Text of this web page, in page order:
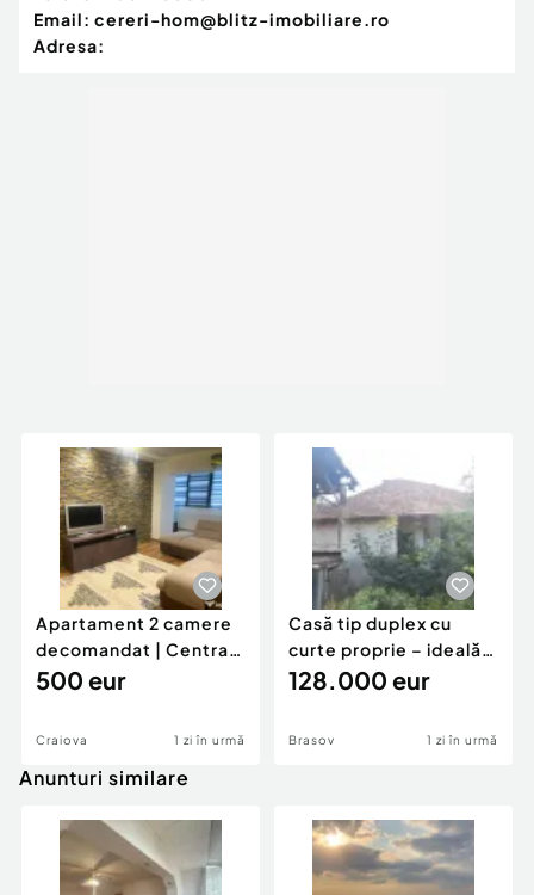
Email: cereri-hom@blitz-imobiliare.ro
Adresa:
Apartament 2 camere
decomandat | Centrală
proprie | 60 mp |
500 eur
Craiova 1 zi în urmă
Casă tip duplex cu
curte proprie – ideală
pentru renovar
128.000 eur
Brasov 1 zi în urmă
Anunturi similare